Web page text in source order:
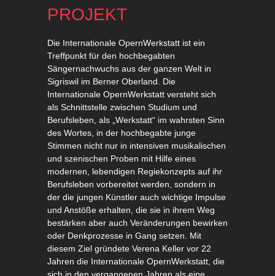
PROJEKT
Die Internationale OpernWerkstatt ist ein
Treffpunkt für den hochbegabten
Sängernachwuchs aus der ganzen Welt in
Sigriswil im Berner Oberland. Die
Internationale OpernWerkstatt versteht sich
als Schnittstelle zwischen Studium und
Berufsleben, als „Werkstatt“ im wahrsten Sinn
des Wortes, in der hochbegabte junge
Stimmen nicht nur in intensiven musikalischen
und szenischen Proben mit Hilfe eines
modernen, lebendigen Regiekonzepts auf ihr
Berufsleben vorbereitet werden, sondern in
der die jungen Künstler auch wichtige Impulse
und Anstöße erhalten, die sie in ihrem Weg
bestärken aber auch Veränderungen bewirken
oder Denkprozesse in Gang setzen. Mit
diesem Ziel gründete Verena Keller vor 22
Jahren die Internationale OpernWerkstatt, die
sich in den vergangenen Jahren als eine